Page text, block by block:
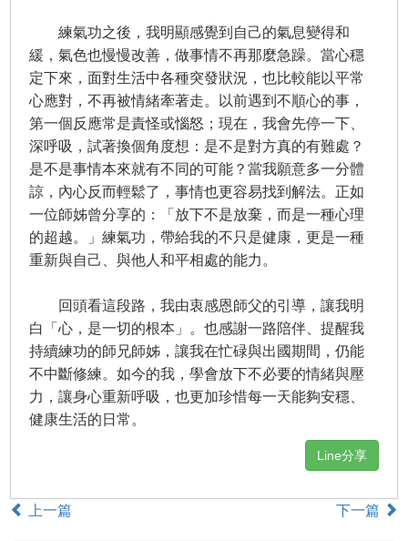
練氣功之後，我明顯感覺到自己的氣息變得和
緩，氣色也慢慢改善，做事情不再那麼急躁。當心穩
定下來，面對生活中各種突發狀況，也比較能以平常
心應對，不再被情緒牽著走。以前遇到不順心的事，
第一個反應常是責怪或惱怒；現在，我會先停一下、
深呼吸，試著換個角度想：是不是對方真的有難處？
是不是事情本來就有不同的可能？當我願意多一分體
諒，內心反而輕鬆了，事情也更容易找到解法。正如
一位師姊曾分享的：「放下不是放棄，而是一種心理
的超越。」練氣功，帶給我的不只是健康，更是一種
重新與自己、與他人和平相處的能力。
回頭看這段路，我由衷感恩師父的引導，讓我明
白「心，是一切的根本」。也感謝一路陪伴、提醒我
持續練功的師兄師姊，讓我在忙碌與出國期間，仍能
不中斷修練。如今的我，學會放下不必要的情緒與壓
力，讓身心重新呼吸，也更加珍惜每一天能夠安穩、
健康生活的日常。
Line分享
上一篇 下一篇